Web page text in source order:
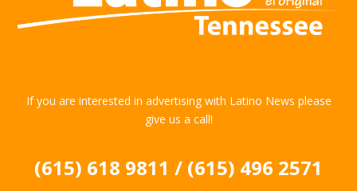
If you are interested in advertising with Latino News please
give us a call!
(615) 618 9811 / (615) 496 2571